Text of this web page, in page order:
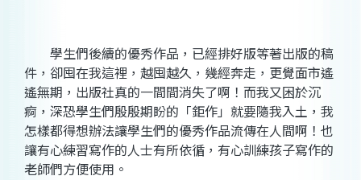
學生們後續的優秀作品，已經排好版等著出版的稿
件，卻囤在我這裡，越囤越久，幾經奔走，更覺面市遙
遙無期，出版社真的一間間消失了啊！而我又困於沉
痾，深恐學生們殷殷期盼的「鉅作」就要隨我入土，我
怎樣都得想辦法讓學生們的優秀作品流傳在人間啊！也
讓有心練習寫作的人士有所依循，有心訓練孩子寫作的
老師們方便使用。